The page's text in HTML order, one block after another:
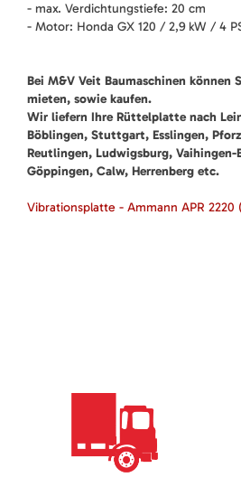
- max. Verdichtungstiefe: 20 cm
- Motor: Honda GX 120 / 2,9 kW / 4
Bei M&V Veit Baumaschinen können
mieten, sowie kaufen.
Wir liefern Ihre Rüttelplatte nach
Böblingen, Stuttgart, Esslingen,
Reutlingen, Ludwigsburg, Vaihingen-
Göppingen, Calw, Herrenberg etc.
Vibrationsplatte - Ammann APR 2220